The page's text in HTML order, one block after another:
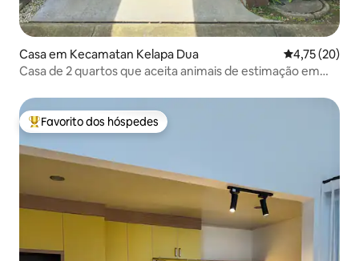
Casa em Kecamatan Kelapa Dua Classificação
4,75 (20)
Casa de 2 quartos que aceita animais de estimação em
Favoritos dos hóspedes mais apreciados
Favorito dos hóspedes